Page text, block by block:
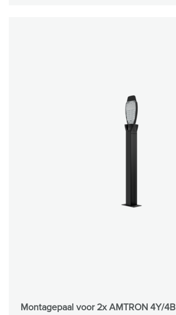
Montagepaal voor 2x AMTRON 4Y/4B